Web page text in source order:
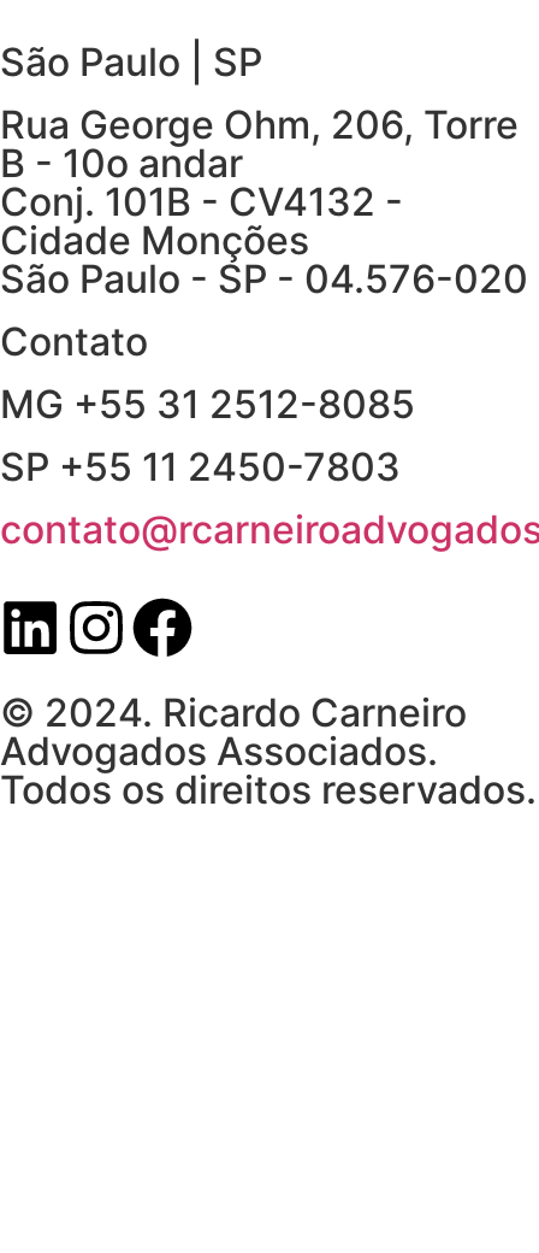
São Paulo | SP
Rua George Ohm, 206, Torre
B - 10o andar
Conj. 101B - CV4132 -
Cidade Monções
São Paulo - SP - 04.576-020
Contato
MG +55 31 2512-8085
SP +55 11 2450-7803
© 2024. Ricardo Carneiro
Advogados Associados.
Todos os direitos reservados.